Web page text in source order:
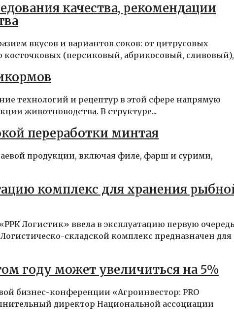
качества, рекомендации
вкусов и вариантов соков: от цитрусовых
(персиковый, абрикосовый,
технологий и рецептур в этой сфере напрямую
животноводства. В структуре...
переработки минтая
продукции, включая филе, фарш и сурими,
комплекс для хранения
Логистик» ввела в эксплуатацию первую очередь
складской комплекс предназначен для
году может увеличиться на 5%
бизнес-конференции «Агроинвестор: PRO
директор Национальной ассоциации